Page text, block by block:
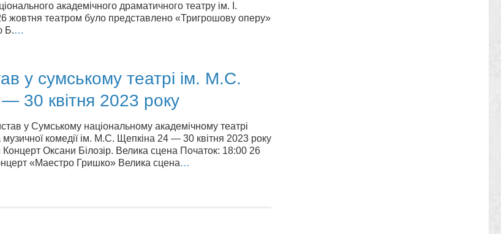
академічного драматичного театру ім. І.
жовтня театром було представлено «Тригрошову оперу»
Б.…
у сумському театрі ім. М.С.
30 квітня 2023 року
у Сумському національному академічному театрі
комедії ім. М.С. Щепкіна 24 — 30 квітня 2023 року
Концерт Оксани Білозір. Велика сцена Початок: 18:00 26
«Маестро Гришко» Велика сцена…